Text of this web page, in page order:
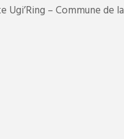
– Commune de la